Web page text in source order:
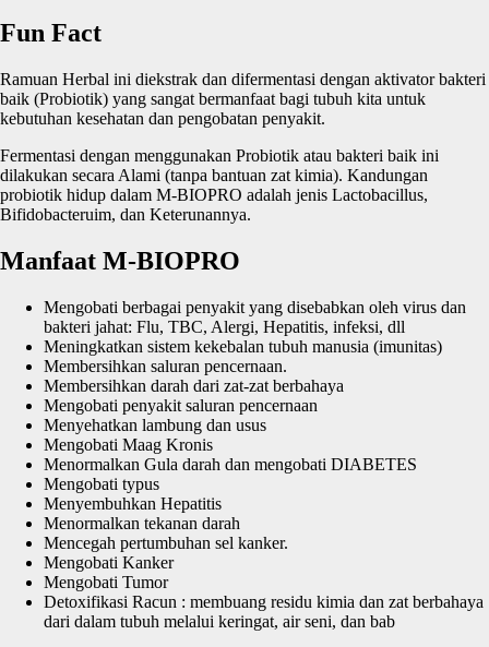
Fun Fact
Ramuan Herbal ini diekstrak dan difermentasi dengan aktivator bakteri
baik (Probiotik) yang sangat bermanfaat bagi tubuh kita untuk
kebutuhan kesehatan dan pengobatan penyakit.
Fermentasi dengan menggunakan Probiotik atau bakteri baik ini
dilakukan secara Alami (tanpa bantuan zat kimia). Kandungan
probiotik hidup dalam M-BIOPRO adalah jenis Lactobacillus,
Bifidobacteruim, dan Keterunannya.
Manfaat M-BIOPRO
Mengobati berbagai penyakit yang disebabkan oleh virus dan
bakteri jahat: Flu, TBC, Alergi, Hepatitis, infeksi, dll
Meningkatkan sistem kekebalan tubuh manusia (imunitas)
Membersihkan saluran pencernaan.
Membersihkan darah dari zat-zat berbahaya
Mengobati penyakit saluran pencernaan
Menyehatkan lambung dan usus
Mengobati Maag Kronis
Menormalkan Gula darah dan mengobati DIABETES
Mengobati typus
Menyembuhkan Hepatitis
Menormalkan tekanan darah
Mencegah pertumbuhan sel kanker.
Mengobati Kanker
Mengobati Tumor
Detoxifikasi Racun : membuang residu kimia dan zat berbahaya
dari dalam tubuh melalui keringat, air seni, dan bab